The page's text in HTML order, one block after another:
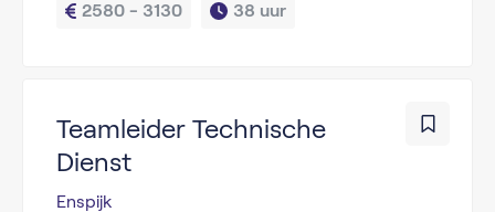
2580 - 3130 38 uur
Teamleider Technische
Dienst
Enspijk